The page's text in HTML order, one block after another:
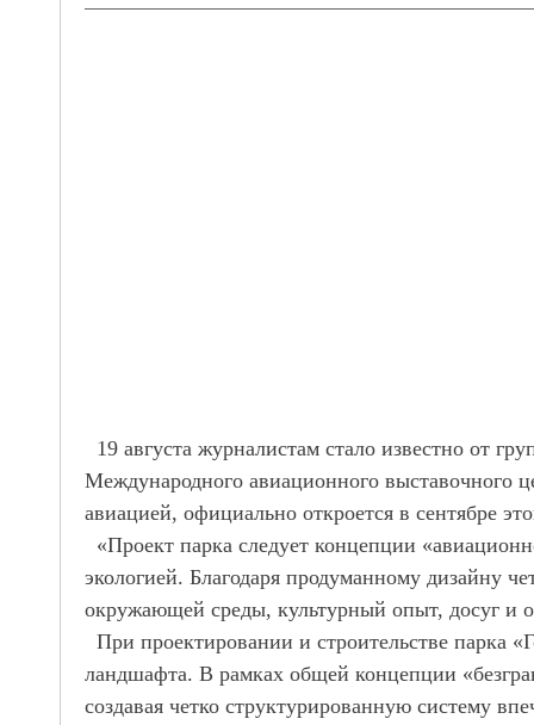
19 августа журналистам стало известно от
Международного авиационного выставочного
авиацией, официально откроется в сентябре
«Проект парка следует концепции
экологией. Благодаря продуманному дизайну
окружающей среды, культурный опыт, досуг и
При проектировании и строительстве парка
ландшафта. В рамках общей концепции
создавая четко структурированную систему